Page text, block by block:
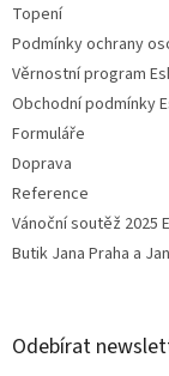
Topení
Podmínky ochrany
Věrnostní program
Obchodní podmínky
Formuláře
Doprava
Reference
Vánoční soutěž 2025
Butik Jana Praha a
Odebírat